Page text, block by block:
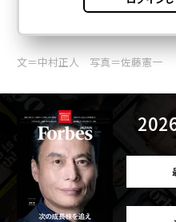
文＝中村正人 写真＝佐藤憲一